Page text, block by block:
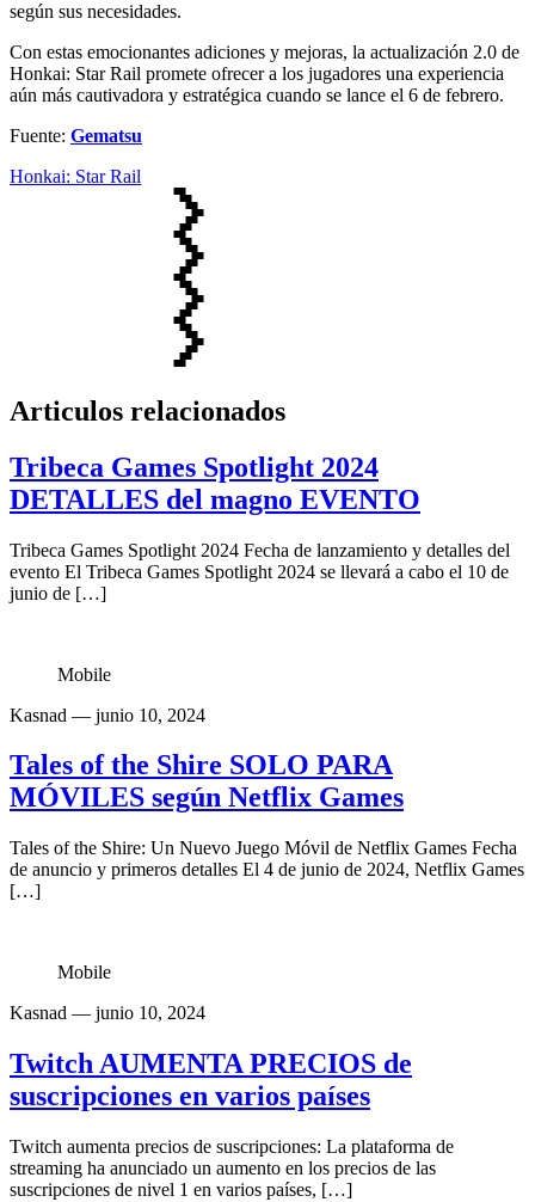
según sus necesidades.
Con estas emocionantes adiciones y mejoras, la actualización 2.0 de
Honkai: Star Rail promete ofrecer a los jugadores una experiencia
aún más cautivadora y estratégica cuando se lance el 6 de febrero.
Fuente: Gematsu
Honkai: Star Rail
Articulos relacionados
Tribeca Games Spotlight 2024
DETALLES del magno EVENTO
Tribeca Games Spotlight 2024 Fecha de lanzamiento y detalles del
evento El Tribeca Games Spotlight 2024 se llevará a cabo el 10 de
junio de […]
Mobile
Kasnad — junio 10, 2024
Tales of the Shire SOLO PARA
MÓVILES según Netflix Games​
Tales of the Shire: Un Nuevo Juego Móvil de Netflix Games Fecha
de anuncio y primeros detalles El 4 de junio de 2024, Netflix Games
[…]
Mobile
Kasnad — junio 10, 2024
Twitch AUMENTA PRECIOS de
suscripciones en varios países
Twitch aumenta precios de suscripciones: La plataforma de
streaming ha anunciado un aumento en los precios de las
suscripciones de nivel 1 en varios países, […]